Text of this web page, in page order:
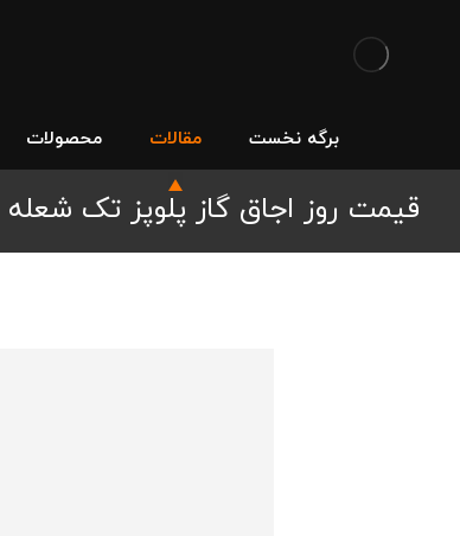
برگه نخست مقالات محصولات
قیمت روز اجاق گاز پلوپز تک شعله